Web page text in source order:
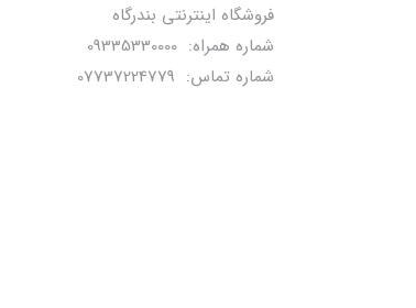
فروشگاه اینترنتی بندرگاه
شماره همراه: 09335330000
شماره تماس: 07737224779